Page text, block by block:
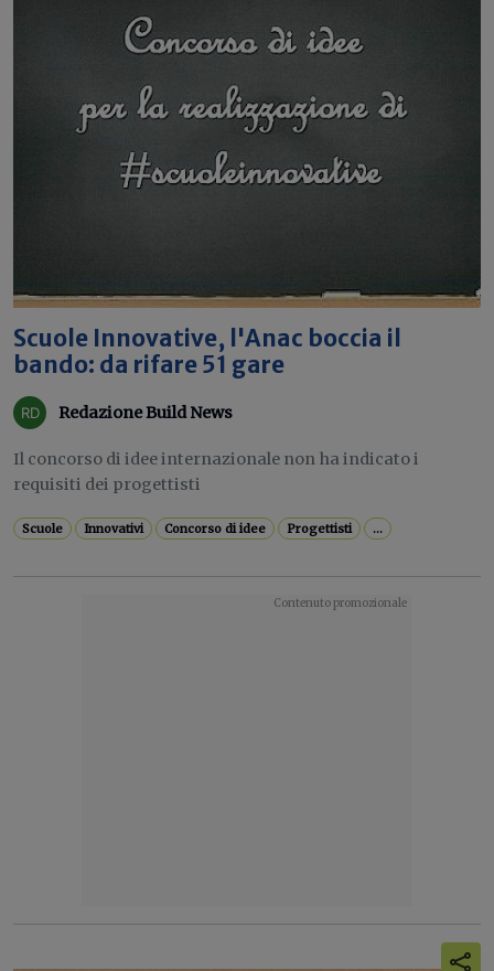
Scuole Innovative, l'Anac boccia il
bando: da rifare 51 gare
Redazione Build News
Il concorso di idee internazionale non ha indicato i
requisiti dei progettisti
Scuole Innovativi Concorso di idee Progettisti ...